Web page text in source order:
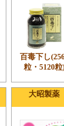
百毒下し
粒・5120粒
大昭製薬